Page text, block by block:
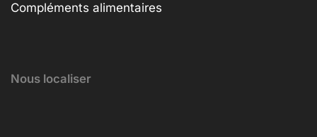
Compléments alimentaires
Nous localiser